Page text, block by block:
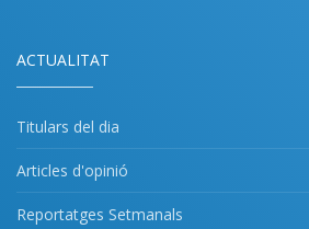
ACTUALITAT
Titulars del dia
Articles d'opinió
Reportatges Setmanals